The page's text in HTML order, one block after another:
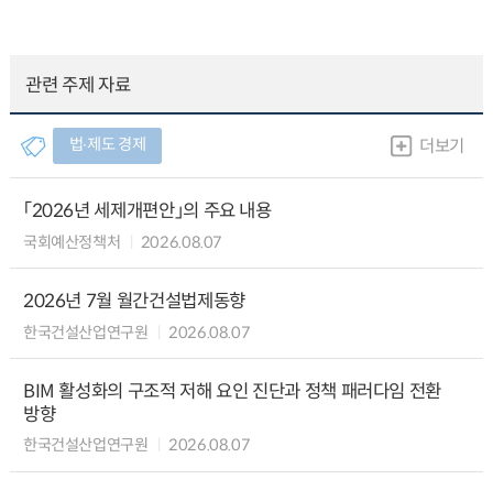
관련 주제 자료
법∙제도 경제 더보기
「2026년 세제개편안」의 주요 내용
국회예산정책처 2026.08.07
2026년 7월 월간건설법제동향
한국건설산업연구원 2026.08.07
BIM 활성화의 구조적 저해 요인 진단과 정책 패러다임 전환
방향
한국건설산업연구원 2026.08.07